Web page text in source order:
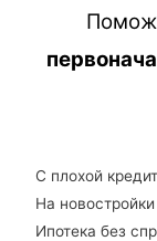
С плохой
На
Ипотека без